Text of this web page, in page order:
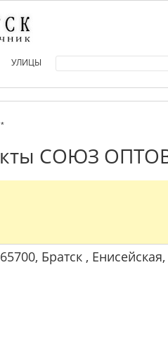
УЛИЦЫ
*
СОЮЗ
Братск ,